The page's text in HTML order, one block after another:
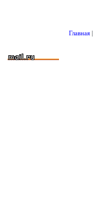
Главная |